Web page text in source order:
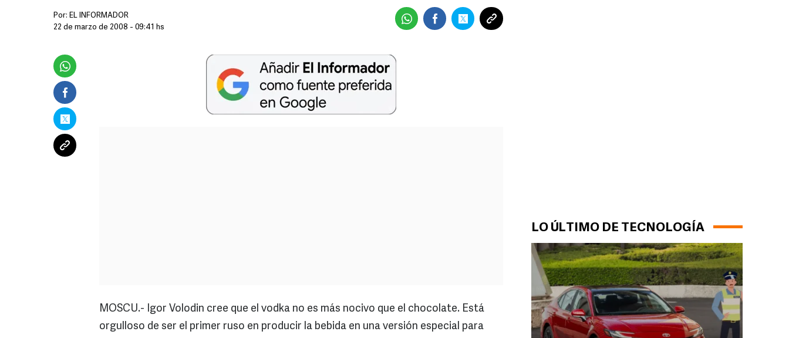
LO ÚLTIMO DE TECNOLOGÍA
Por: EL INFORMADOR
22 de marzo de 2008 - 09:41 hs
MOSCU.- Igor Volodin cree que el vodka no es más nocivo que el chocolate. Está
orgulloso de ser el primer ruso en producir la bebida en una versión especial para